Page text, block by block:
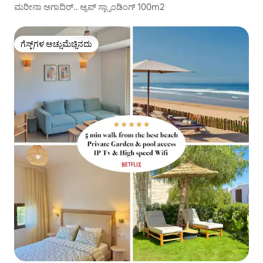
ಮರೀನಾ ಅಗಾದಿರ್.. ಆ್ಯಪ್ ಸ್ಟ್ಯಾಂಡಿಂಗ್ 100m2
ಗೆಸ್ಟ್‌ಗಳ ಅಚ್ಚುಮೆಚ್ಚಿನದು
ಗೆಸ್ಟ್‌ಗಳ ಅಚ್ಚುಮೆಚ್ಚಿನದು